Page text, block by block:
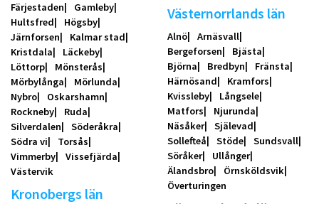
Färjestaden
Gamleby
Hultsfred
Högsby
Järnforsen
Kalmar stad
Kristdala
Läckeby
Löttorp
Mönsterås
Mörbylånga
Mörlunda
Nybro
Oskarshamn
Rockneby
Ruda
Silverdalen
Söderåkra
Södra vi
Torsås
Vimmerby
Vissefjärda
Västervik
Kronobergs län
Västernorrlands län
Alnö
Arnäsvall
Bergeforsen
Bjästa
Björna
Bredbyn
Fränsta
Härnösand
Kramfors
Kvissleby
Långsele
Matfors
Njurunda
Näsåker
Själevad
Sollefteå
Stöde
Sundsvall
Söråker
Ullånger
Älandsbro
Örnsköldsvik
Överturingen